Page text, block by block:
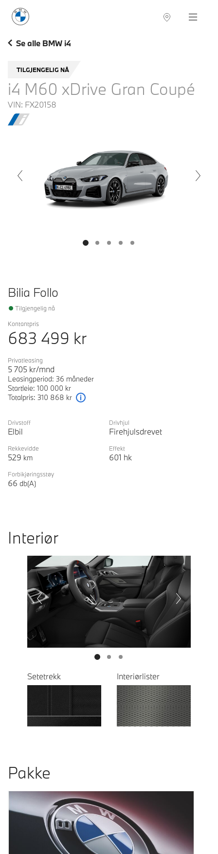
BMW Norge Navigation
Se alle BMW i4
TILGJENGELIG NÅ
i4 M60 xDrive Gran Coupé
VIN: FX20158
Bilia Follo
Tilgjengelig nå
Kontantpris
683 499 kr
Privatleasing
5 705 kr/mnd
Leasingperiod: 36 måneder
Startleie: 100 000 kr
Totalpris: 310 868 kr
Drivstoff
Elbil
Drivhjul
Firehjulsdrevet
Rekkevidde
529 km
Effekt
601 hk
Forbikjøringsstøy
66 db(A)
Interiør
Prevoius
Next
Setetrekk Interiørlister
Pakke